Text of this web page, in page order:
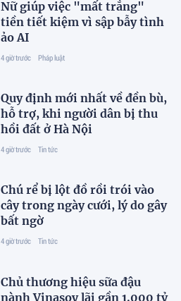
Nữ giúp việc "mất trắng"
tiền tiết kiệm vì sập bẫy tình
ảo AI
4 giờ trước Pháp luật
Quy định mới nhất về đền bù,
hỗ trợ, khi người dân bị thu
hồi đất ở Hà Nội
4 giờ trước Tin tức
Chú rể bị lột đồ rồi trói vào
cây trong ngày cưới, lý do gây
bất ngờ
4 giờ trước Tin tức
Chủ thương hiệu sữa đậu
nành Vinasoy lãi gần 1.000 tỷ